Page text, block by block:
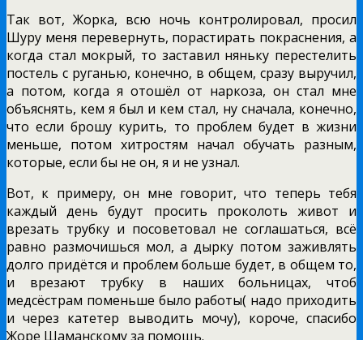
Так вот, Жорка, всю ночь контролировал, просил
Шуру меня перевернуть, порастирать покраснения, а
когда стал мокрый, то заставил няньку перестелить
постель с руганью, конечно, в общем, сразу выручил,
а потом, когда я отошёл от наркоза, он стал мне
объяснять, кем я был и кем стал, ну сначала, конечно,
что если брошу курить, то проблем будет в жизни
меньше, потом хитростям начал обучать разным,
которые, если бы не он, я и не узнал.
Вот, к примеру, он мне говорит, что теперь тебя
каждый день будут просить проколоть живот и
врезать трубку и посоветовал не соглашаться, всё
равно размочишься мол, а дырку потом заживлять
долго придётся и проблем больше будет, в общем то,
и врезают трубку в наших больницах, чтоб
медсёстрам поменьше было работы( надо приходить
и через катетер выводить мочу), короче, спасибо
Жоре Шаманскому за помощь.